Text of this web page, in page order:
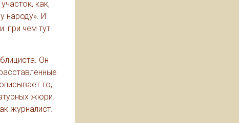
как,
народу». И
при чем тут
Он
то,
жюри.
журналист.